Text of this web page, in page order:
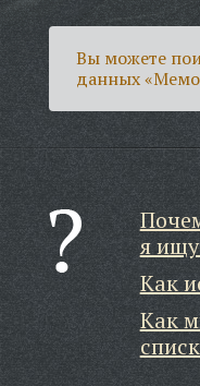
Вы можете
данных
я
Как
Как